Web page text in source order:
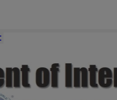
國際交流處